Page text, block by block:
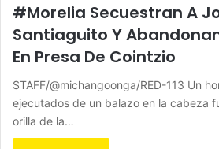
#Morelia Secuestran A
Santiaguito Y
En Presa De Cointzio
STAFF/@michangoonga/RED-113 Un
ejecutados de un balazo en la cabeza
orilla de la…